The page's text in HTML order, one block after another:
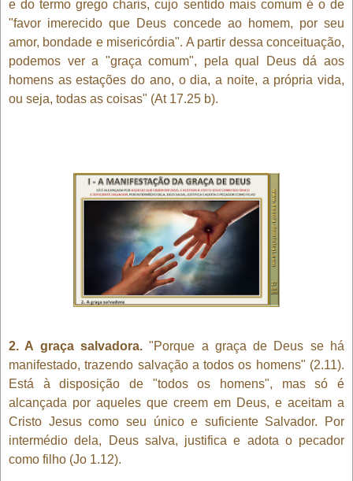
e do termo grego charis, cujo sentido mais comum é o de
"favor imerecido que Deus concede ao homem, por seu
amor, bondade e misericórdia". A partir dessa conceituação,
podemos ver a "graça comum", pela qual Deus dá aos
homens as estações do ano, o dia, a noite, a própria vida,
ou seja, todas as coisas" (At 17.25 b).
2. A graça salvadora."Porque a graça de Deus se há
manifestado, trazendo salvação a todos os homens" (2.11).
Está à disposição de "todos os homens", mas só é
alcançada por aqueles que creem em Deus, e aceitam a
Cristo Jesus como seu único e suficiente Salvador. Por
intermédio dela, Deus salva, justifica e adota o pecador
como filho (Jo 1.12).